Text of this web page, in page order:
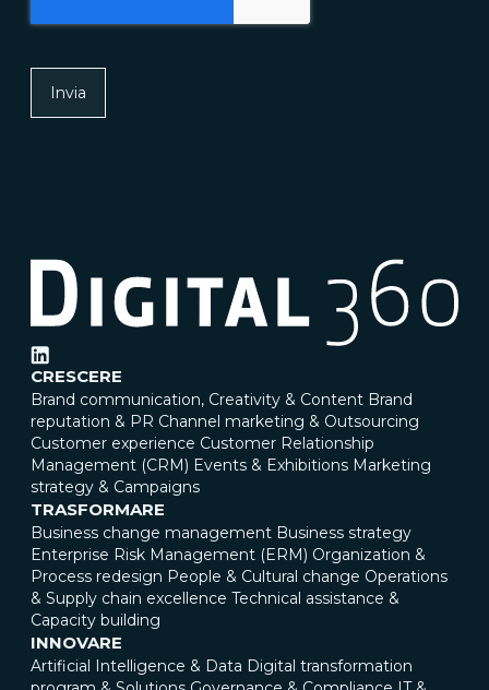
CRESCERE
Brand communication, Creativity & Content Brand
reputation & PR Channel marketing & Outsourcing
Customer experience Customer Relationship
Management (CRM) Events & Exhibitions Marketing
strategy & Campaigns
TRASFORMARE
Business change management Business strategy
Enterprise Risk Management (ERM) Organization &
Process redesign People & Cultural change Operations
& Supply chain excellence Technical assistance &
Capacity building
INNOVARE
Artificial Intelligence & Data Digital transformation